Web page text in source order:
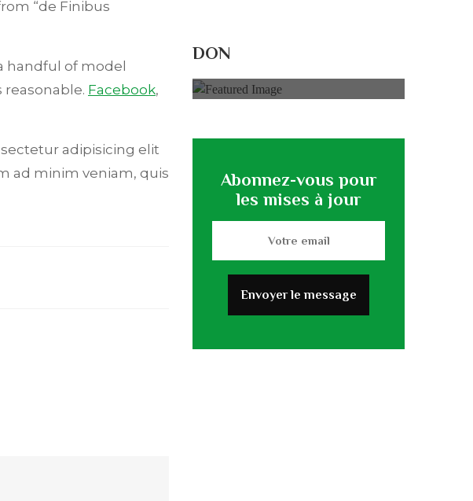
“de Finibus
handful of model
Facebook,
adipisicing elit
ad minim veniam, quis
DON
Abonnez-vous pour
les mises à jour